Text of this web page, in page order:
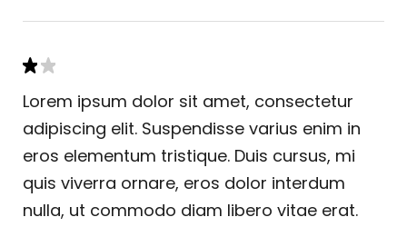
Lorem ipsum dolor sit amet, consectetur
adipiscing elit. Suspendisse varius enim in
eros elementum tristique. Duis cursus, mi
quis viverra ornare, eros dolor interdum
nulla, ut commodo diam libero vitae erat.